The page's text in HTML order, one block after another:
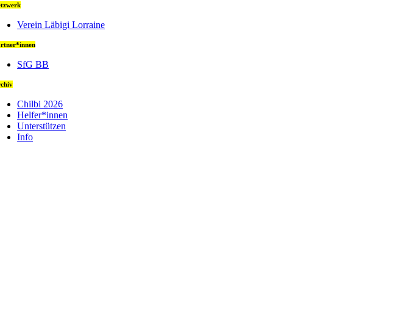
Verein Läbigi Lorraine
SfG BB
Chilbi 2026
Helfer*innen
Unterstützen
Info